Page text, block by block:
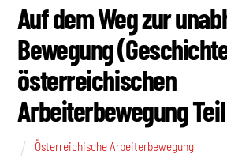
Auf dem Weg zur
Bewegung
österreichischen
Arbeiterbewegung Teil
Österreichische Arbeiterbewegung